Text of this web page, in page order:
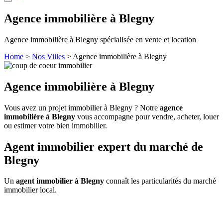
Agence immobilière à Blegny
Agence immobilière à Blegny spécialisée en vente et location
Home > Nos Villes > Agence immobilière à Blegny
Agence immobilière à Blegny
Vous avez un projet immobilier à Blegny ? Notre agence
immobilière à Blegny vous accompagne pour vendre, acheter, louer
ou estimer votre bien immobilier.
Agent immobilier expert du marché de
Blegny
Un agent immobilier à Blegny connaît les particularités du marché
immobilier local.